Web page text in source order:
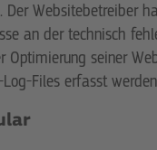
Der Websitebetreiber
an der technisch
Optimierung seiner
Files erfasst